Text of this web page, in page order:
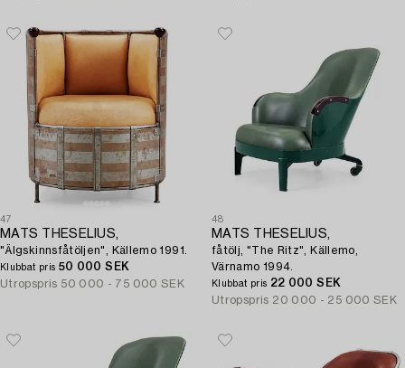
47
MATS THESELIUS,
"Älgskinnsfåtöljen", Källemo 1991.
Klubbat pris 50 000 SEK
Utropspris 50 000 - 75 000 SEK
48
MATS THESELIUS,
fåtölj, "The Ritz", Källemo,
Värnamo 1994.
Klubbat pris 22 000 SEK
Utropspris 20 000 - 25 000 SEK